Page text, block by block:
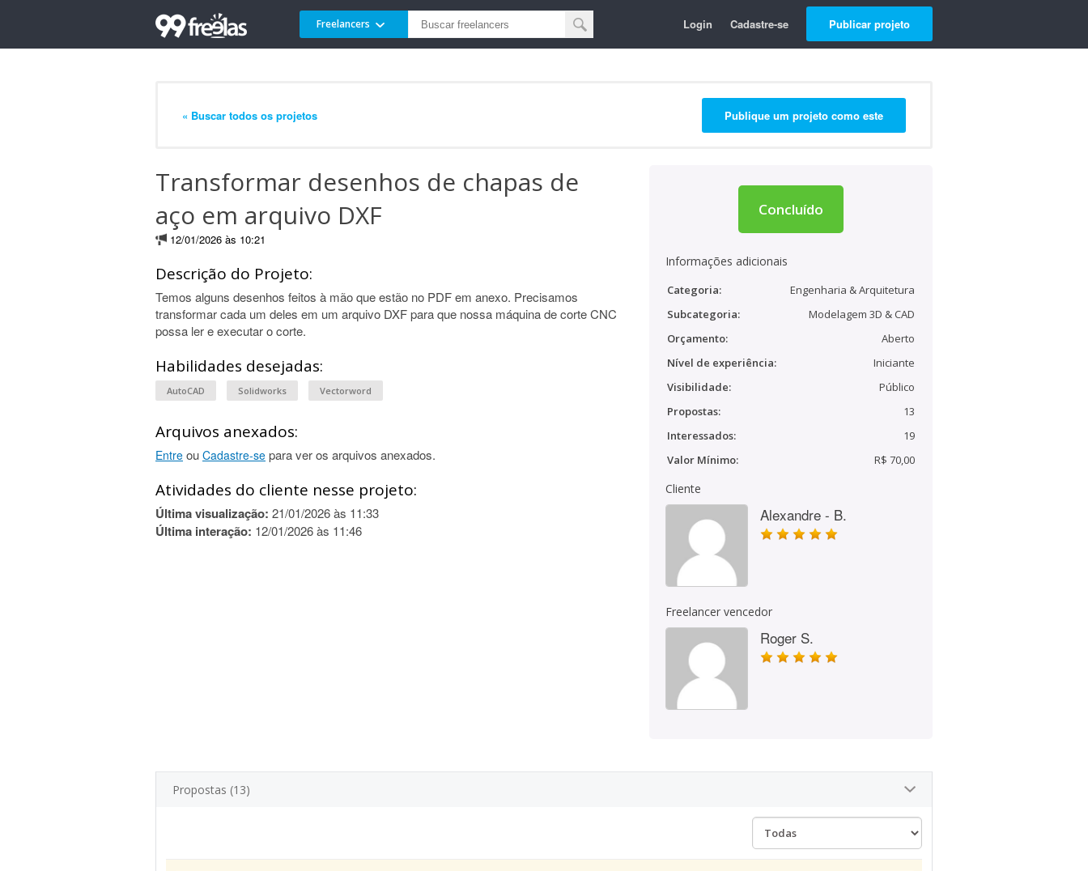
Freelancers Login Cadastre-se Publicar projeto
« Buscar todos os projetos Publique um projeto como este
Transformar desenhos de chapas de
aço em arquivo DXF
12/01/2026 às 10:21
Descrição do Projeto:
Temos alguns desenhos feitos à mão que estão no PDF em anexo. Precisamos
transformar cada um deles em um arquivo DXF para que nossa máquina de corte CNC
possa ler e executar o corte.
Habilidades desejadas:
AutoCAD Solidworks Vectorword
Arquivos anexados:
Entre ou Cadastre-se para ver os arquivos anexados.
Atividades do cliente nesse projeto:
Última visualização: 21/01/2026 às 11:33
Última interação: 12/01/2026 às 11:46
Concluído
Informações adicionais
Categoria:
Engenharia & Arquitetura
Subcategoria:
Modelagem 3D & CAD
Orçamento:
Aberto
Nível de experiência:
Iniciante
Visibilidade:
Público
Propostas:
13
Interessados:
19
Valor Mínimo:
R$ 70,00
Cliente
Alexandre - B.
Freelancer vencedor
Roger S.
Propostas (13)